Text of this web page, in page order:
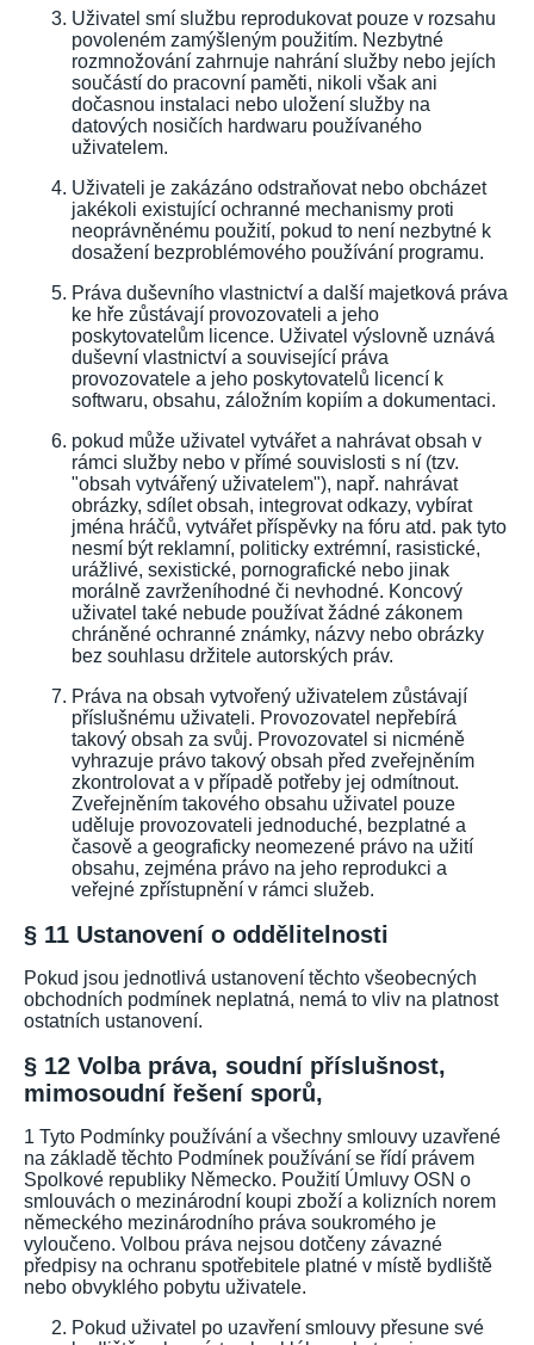
Uživatel smí službu reprodukovat pouze v rozsahu
povoleném zamýšleným použitím. Nezbytné
rozmnožování zahrnuje nahrání služby nebo jejích
součástí do pracovní paměti, nikoli však ani
dočasnou instalaci nebo uložení služby na
datových nosičích hardwaru používaného
uživatelem.
Uživateli je zakázáno odstraňovat nebo obcházet
jakékoli existující ochranné mechanismy proti
neoprávněnému použití, pokud to není nezbytné k
dosažení bezproblémového používání programu.
Práva duševního vlastnictví a další majetková práva
ke hře zůstávají provozovateli a jeho
poskytovatelům licence. Uživatel výslovně uznává
duševní vlastnictví a související práva
provozovatele a jeho poskytovatelů licencí k
softwaru, obsahu, záložním kopiím a dokumentaci.
pokud může uživatel vytvářet a nahrávat obsah v
rámci služby nebo v přímé souvislosti s ní (tzv.
"obsah vytvářený uživatelem"), např. nahrávat
obrázky, sdílet obsah, integrovat odkazy, vybírat
jména hráčů, vytvářet příspěvky na fóru atd. pak tyto
nesmí být reklamní, politicky extrémní, rasistické,
urážlivé, sexistické, pornografické nebo jinak
morálně zavrženíhodné či nevhodné. Koncový
uživatel také nebude používat žádné zákonem
chráněné ochranné známky, názvy nebo obrázky
bez souhlasu držitele autorských práv.
Práva na obsah vytvořený uživatelem zůstávají
příslušnému uživateli. Provozovatel nepřebírá
takový obsah za svůj. Provozovatel si nicméně
vyhrazuje právo takový obsah před zveřejněním
zkontrolovat a v případě potřeby jej odmítnout.
Zveřejněním takového obsahu uživatel pouze
uděluje provozovateli jednoduché, bezplatné a
časově a geograficky neomezené právo na užití
obsahu, zejména právo na jeho reprodukci a
veřejné zpřístupnění v rámci služeb.
§ 11 Ustanovení o oddělitelnosti
Pokud jsou jednotlivá ustanovení těchto všeobecných
obchodních podmínek neplatná, nemá to vliv na platnost
ostatních ustanovení.
§ 12 Volba práva, soudní příslušnost,
mimosoudní řešení sporů,
1 Tyto Podmínky používání a všechny smlouvy uzavřené
na základě těchto Podmínek používání se řídí právem
Spolkové republiky Německo. Použití Úmluvy OSN o
smlouvách o mezinárodní koupi zboží a kolizních norem
německého mezinárodního práva soukromého je
vyloučeno. Volbou práva nejsou dotčeny závazné
předpisy na ochranu spotřebitele platné v místě bydliště
nebo obvyklého pobytu uživatele.
Pokud uživatel po uzavření smlouvy přesune své